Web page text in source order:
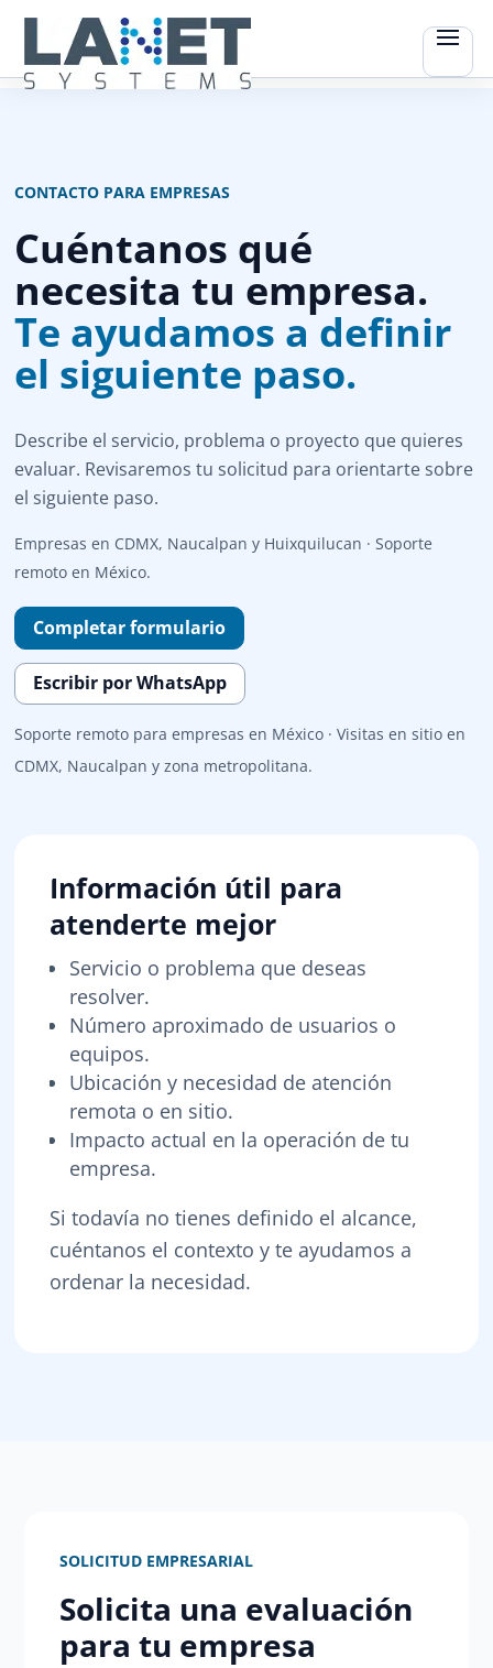
CONTACTO PARA EMPRESAS
Cuéntanos qué
necesita tu empresa.
Te ayudamos a definir
el siguiente paso.
Describe el servicio, problema o proyecto que quieres
evaluar. Revisaremos tu solicitud para orientarte sobre
el siguiente paso.
Empresas en CDMX, Naucalpan y Huixquilucan · Soporte
remoto en México.
Completar formulario
Escribir por WhatsApp
Soporte remoto para empresas en México · Visitas en sitio en
CDMX, Naucalpan y zona metropolitana.
Información útil para
atenderte mejor
Servicio o problema que deseas
resolver.
Número aproximado de usuarios o
equipos.
Ubicación y necesidad de atención
remota o en sitio.
Impacto actual en la operación de tu
empresa.
Si todavía no tienes definido el alcance,
cuéntanos el contexto y te ayudamos a
ordenar la necesidad.
SOLICITUD EMPRESARIAL
Solicita una evaluación
para tu empresa